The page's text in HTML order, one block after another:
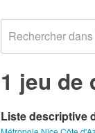
1 jeu de
Liste descriptive